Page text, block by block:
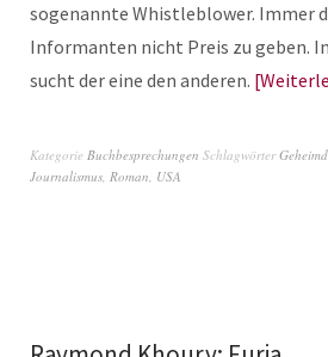
sogenannte Whistleblower. Immer
Informanten nicht Preis zu geben. In
sucht der eine den anderen.
Kategorie Buchbesprechungen Schlagwörter
Journalismus, Roman, USA